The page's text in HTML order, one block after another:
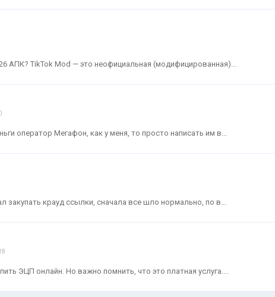
АПК? TikTok Mod — это неофициальная (модифицированная)...
оператор Мегафон, как у меня, то просто написать им в...
закупать крауд ссылки, сначала все шло нормально, по в...
ЭЦП онлайн. Но важно помнить, что это платная услуга....